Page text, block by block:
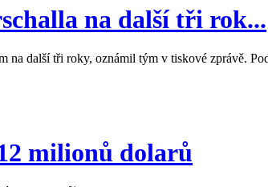
na další tři rok...
další tři roky, oznámil tým v tiskové zprávě.
milionů dolarů